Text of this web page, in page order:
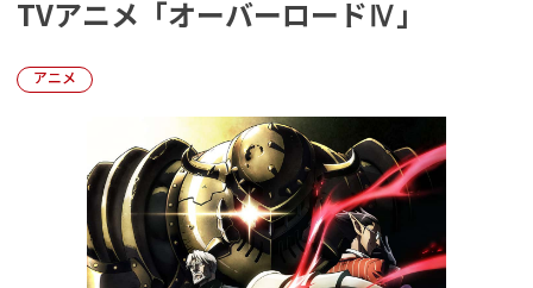
TVアニメ「オーバーロードⅣ」
アニメ